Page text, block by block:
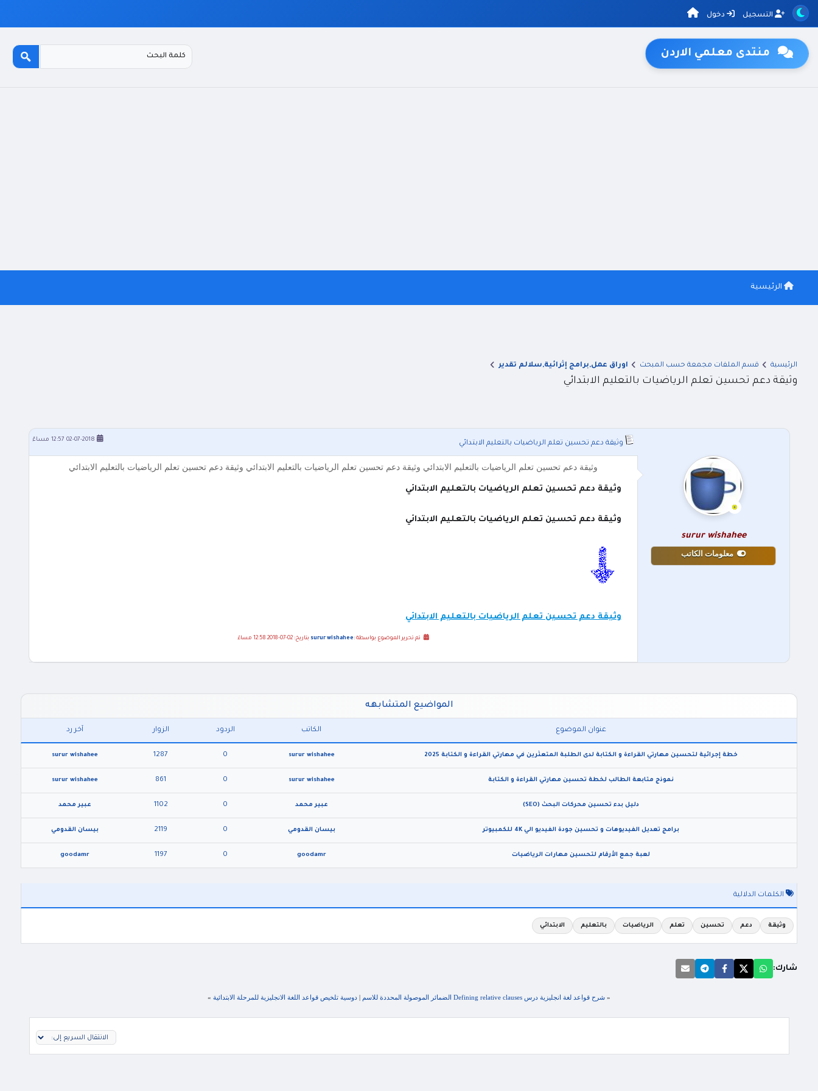
التسجيل دخول
منتدى معلمي الاردن
الرئيسية
الرئيسية قسم الملفات مجمعة حسب المبحث اوراق عمل,برامج إثرائية,سلالم تقدير
وثيقة دعم تحسين تعلم الرياضيات بالتعليم الابتدائي
وثيقة دعم تحسين تعلم الرياضيات بالتعليم الابتدائي 02-07-2018 12:57 مساءً
surur wishahee
معلومات الكاتب
وثيقة دعم تحسين تعلم الرياضيات بالتعليم الابتدائي وثيقة دعم تحسين تعلم الرياضيات بالتعليم الابتدائي وثيقة دعم تحسين تعلم الرياضيات بالتعليم الابتدائي
وثيقة دعم تحسين تعلم الرياضيات بالتعليم الابتدائي
وثيقة دعم تحسين تعلم الرياضيات بالتعليم الابتدائي
وثيقة دعم تحسين تعلم الرياضيات بالتعليم الابتدائي
تم تحرير الموضوع بواسطة : surur wishahee بتاريخ: 02-07-2018 12:58 مساءً
المواضيع المتشابهه
عنوان الموضوع الكاتب الردود الزوار آخر رد
خطة إجرائية لتحسين مهارتي القراءة و الكتابة لدى الطلبة المتعثرين في مهارتي القراءة و الكتابة 2025 surur wishahee
0
1287
surur wishahee
نموذج متابعة الطالب لخطة تحسين مهارتي القراءة و الكتابة surur wishahee
0
861
surur wishahee
دليل بدء تحسين محركات البحث (SEO) عبير محمد 0
1102 عبير محمد
برامج تعديل الفيديوهات و تحسين جودة الفيديو الي 4K للكمبيوتر بيسان القدومي 0
2119 بيسان القدومي
لعبة جمع الأرقام لتحسين مهارات الرياضيات goodamr
0
1197
goodamr
الكلمات الدلالية
وثيقة دعم تحسين تعلم الرياضيات بالتعليم الابتدائي
شارك:
« شرح قواعد لغة انجليزية درس Defining relative clauses الضمائر الموصولة المحددة للاسم | دوسية تلخيص قواعد اللغة الانجليزية للمرحلة الابتدائية »